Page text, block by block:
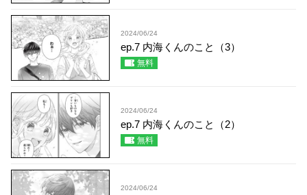
2024/06/24
ep.7 内海くんのこと（3）
無料
2024/06/24
ep.7 内海くんのこと（2）
無料
2024/06/24